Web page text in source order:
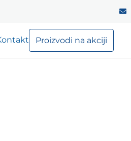
Proizvodi na akciji